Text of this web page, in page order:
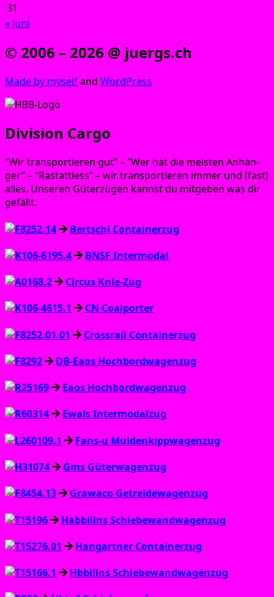
31
« Juni
© 2006 – 2026 @ juergs.ch
Made by mys­elfand Word­Press
Division Cargo
“Wir trans­por­tie­ren gut” – “Wer hat die meis­ten Anhän­
ger” – “Ras­tatt­less” – wir trans­por­tie­ren immer und (fast)
alles. Unse­ren Güter­zü­gen kannst du mit­ge­ben was dir
gefällt.
Bertschi Containerzug
BNSF Intermodal
Circus Knie-Zug
CN Coalporter
Crossrail Containerzug
DB-Eaos Hochbordwagenzug
Eaos Hochbordwagenzug
Ewals Intermodalzug
Fans‑u Muldenkippwagenzug
Gms Güterwagenzug
Grawaco Getreidewagenzug
Habbillns Schiebewandwagenzug
Hangartner Containerzug
Hbbillns Schiebewandwagenzug